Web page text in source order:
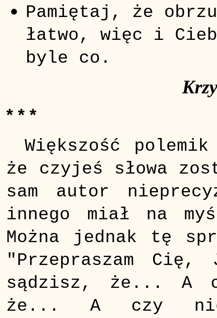
Pamiętaj, że
łatwo, więc i
byle co.
* * *
Większość
że czyjeś słowa
sam autor
innego miał na
Można jednak tę
"Przepraszam
sądzisz, że... A
że... A czy nie